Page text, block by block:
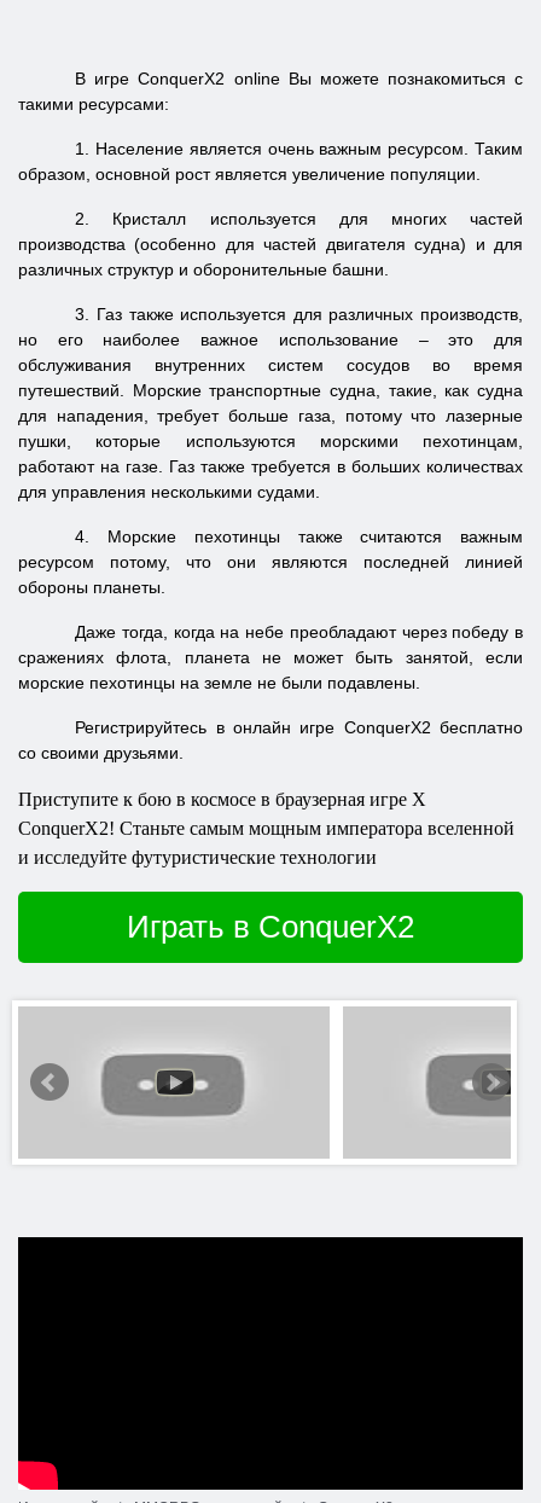
В игре ConquerX2 online Вы можете познакомиться с
такими ресурсами:
1. Население является очень важным ресурсом.
Таким
образом, основной рост является увеличение популяции.
2. Кристалл используется для многихчастей
производства (особенно для частей двигателя судна) и для
различных структур и оборонительные башни
3. Газ также используется для различных производств
но его наиболее важное использование– это для
обслуживания
внутренних систем
сосудов во время
путешествий.
Морские транспортные судна , такие, каксудна
для нападения ,требует больше газа , потому что лазерные
пушки , которые используются
морскими пехотинцам,
работают на газе Газ также требуется в больших количествах
для управления несколькими судами.
4. Морские пехотинцы также считаются важным
ресурсом потому, что они являются последней линией
обороны планеты.
Даже тогда, когда на небе преобладают через победу в
сражениях флота, планета не может быть занятой, если
морские пехотинцы на земле не были подавлены.
Регистрируйтесь в онлайн игре ConquerX2 бесплатно
со своими друзьями.
Приступите к бою в космосе в браузерная игре X
ConquerX2! Станьте самым мощным императора вселенной
и исследуйте футуристические технологии
Играть в ConquerX2